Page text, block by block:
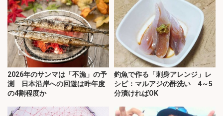
2026年のサンマは「不漁」の予
測 日本沿岸への回遊は昨年度
の4割程度か
釣魚で作る「刺身アレンジ」レ
シピ：マルアジの酢洗い 4～5
分漬ければOK